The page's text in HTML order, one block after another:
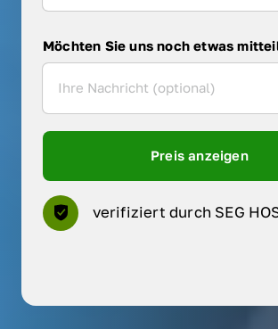
Möchten Sie uns noch etwas
Preis anzeigen
verifiziert durch SEG